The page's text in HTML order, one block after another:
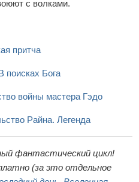
с волками.
притча
поисках Бога
войны мастера Гэдо
Райна. Легенда
фантастический цикл!
(за это отдельное